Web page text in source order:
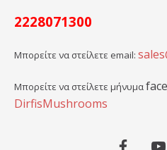
2228071300
Μπορείτε να στείλετε email:
Μπορείτε να στείλετε μήνυμα
DirfisMushrooms